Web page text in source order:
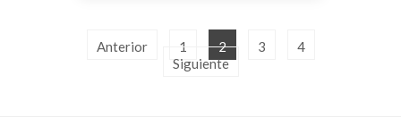
Anterior 1 2 3
4
Siguiente